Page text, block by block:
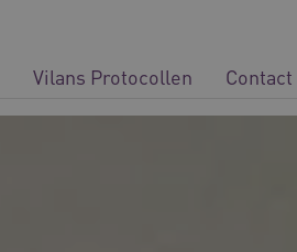
Vilans Protocollen Contact